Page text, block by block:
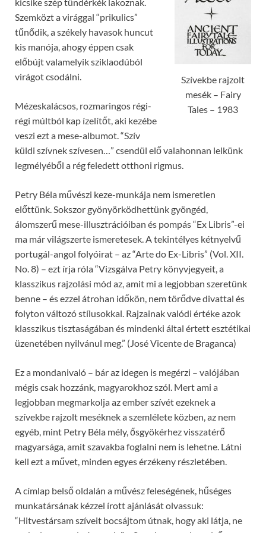
Szívekbe rajzolt
mesék – Fairy
Tales – 1983
Szemközt a virággal “prikulics”
tűnődik, a székely havasok huncut
kis manója, ahogy éppen csak
előbújt valamelyik sziklaodúból
virágot csodálni.
Mézeskalácsos, rozmaringos régi-
régi múltból kap ízelítőt, aki kezébe
veszi ezt a mese-albumot. “Szív
küldi szívnek szívesen…” csendül elő valahonnan lelkünk
legmélyéből a rég feledett otthoni rigmus.
Petry Béla művészi keze-munkája nem ismeretlen
előttünk. Sokszor gyönyörködhettünk gyöngéd,
álomszerű mese-illusztrációiban és pompás “Ex Libris”-ei
ma már világszerte ismeretesek. A tekintélyes kétnyelvű
portugál-angol folyóirat – az “Arte do Ex-Libris” (Vol. XII.
No. 8) – ezt írja róla “Vizsgálva Petry könyvjegyeit, a
klasszikus rajzolási mód az, amit mi a legjobban szeretünk
benne – és ezzel átrohan időkön, nem törődve divattal és
folyton változó stílusokkal. Rajzainak valódi értéke azok
klasszikus tisztaságában és mindenki által értett esztétikai
üzenetében nyilvánul meg.” (José Vicente de Braganca)
Ez a mondanivaló – bár az idegen is megérzi – valójában
mégis csak hozzánk, magyarokhoz szól. Mert ami a
legjobban megmarkolja az ember szívét ezeknek a
szívekbe rajzolt meséknek a szemlélete közben, az nem
egyéb, mint Petry Béla mély, ősgyökérhez visszatérő
magyarsága, amit szavakba foglalni nem is lehetne. Látni
kell ezt a művet, minden egyes érzékeny részletében.
A címlap belső oldalán a művész feleségének, hűséges
munkatársának kézzel írott ajánlását olvassuk:
“Hitvestársam szíveit bocsájtom útnak, hogy aki látja, ne